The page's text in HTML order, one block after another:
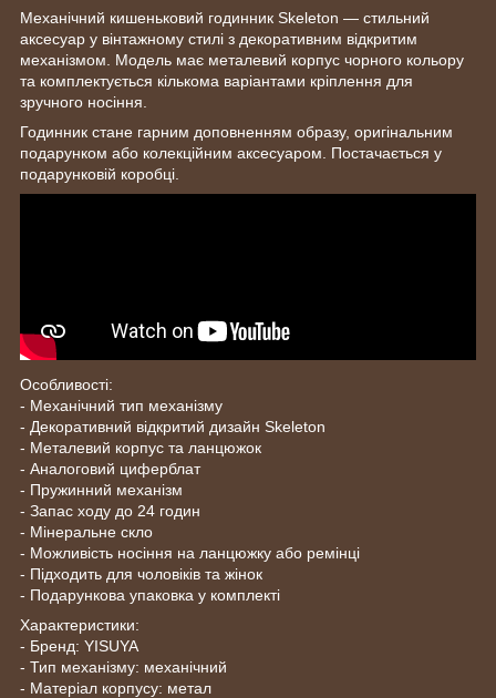
Механічний кишеньковий годинник Skeleton — стильний
аксесуар у вінтажному стилі з декоративним відкритим
механізмом. Модель має металевий корпус чорного кольору
та комплектується кількома варіантами кріплення для
зручного носіння.
Годинник стане гарним доповненням образу, оригінальним
подарунком або колекційним аксесуаром. Постачається у
подарунковій коробці.
Особливості:
- Механічний тип механізму
- Декоративний відкритий дизайн Skeleton
- Металевий корпус та ланцюжок
- Аналоговий циферблат
- Пружинний механізм
- Запас ходу до 24 годин
- Мінеральне скло
- Можливість носіння на ланцюжку або ремінці
- Підходить для чоловіків та жінок
- Подарункова упаковка у комплекті
Характеристики:
- Бренд: YISUYA
- Тип механізму: механічний
- Матеріал корпусу: метал